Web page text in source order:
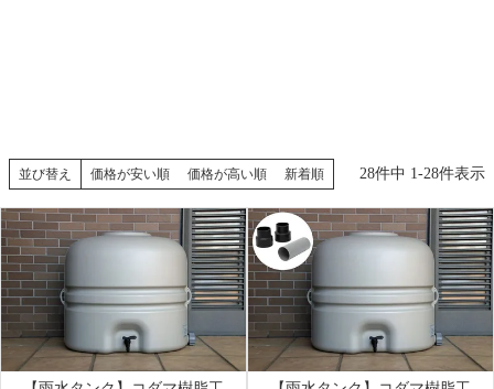
並び替え 価格が安い順 価格が高い順 新着順 28件中 1-28件表示